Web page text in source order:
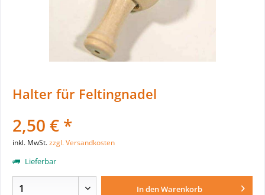
Halter für Feltingnadel
2,50 € *
inkl. MwSt.zzgl. Versandkosten
Lieferbar
In denWarenkorb